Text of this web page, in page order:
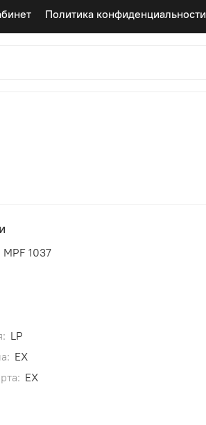
Политика конфиденциальности
MPF 1037
LP
EX
EX